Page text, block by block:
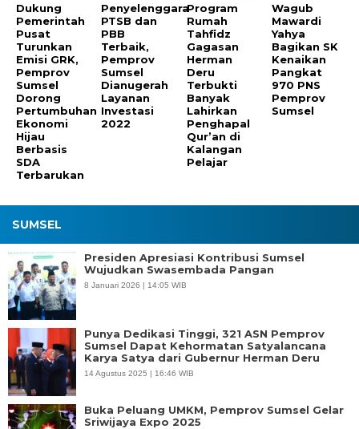
Dukung
Pemerintah
Pusat
Turunkan
Emisi GRK,
Pemprov
Sumsel
Dorong
Pertumbuhan
Ekonomi
Hijau
Berbasis
SDA
Terbarukan
Penyelenggara
PTSB dan
PBB
Terbaik,
Pemprov
Sumsel
Dianugerah
Layanan
Investasi
2022
Program
Rumah
Tahfidz
Gagasan
Herman
Deru
Terbukti
Banyak
Lahirkan
Penghapal
Qur’an di
Kalangan
Pelajar
Wagub
Mawardi
Yahya
Bagikan SK
Kenaikan
Pangkat
970 PNS
Pemprov
Sumsel
SUMSEL
Presiden Apresiasi Kontribusi Sumsel
Wujudkan Swasembada Pangan
8 Januari 2026 | 14:05 WIB
Punya Dedikasi Tinggi, 321 ASN Pemprov
Sumsel Dapat Kehormatan Satyalancana
Karya Satya dari Gubernur Herman Deru
14 Agustus 2025 | 16:46 WIB
Buka Peluang UMKM, Pemprov Sumsel Gelar
Sriwijaya Expo 2025